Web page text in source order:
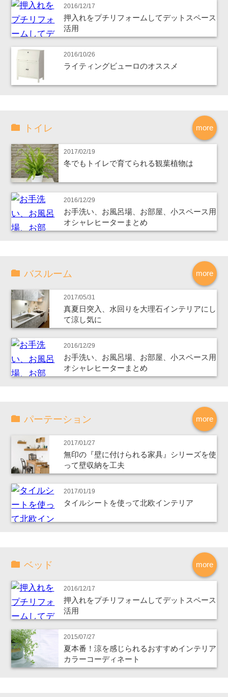
2016/12/17
押入れをプチリフォームしてデットスペース
活用
2016/10/26
ライティングビューロのオススメ
more
トイレ
2017/02/19
冬でもトイレで育てられる観葉植物は
2016/12/29
お手洗い、お風呂場、お部屋、小スペース用
オシャレヒーターまとめ
more
バスルーム
2017/05/31
真夏日突入、水回りを大理石インテリアにし
て涼し気に
2016/12/29
お手洗い、お風呂場、お部屋、小スペース用
オシャレヒーターまとめ
more
パーテーション
2017/01/27
無印の『壁に付けられる家具』シリーズを使
って壁収納を工夫
2017/01/19
タイルシートを使って北欧インテリア
more
ベッド
2016/12/17
押入れをプチリフォームしてデットスペース
活用
2015/07/27
夏本番！涼を感じられるおすすめインテリア
カラーコーディネート